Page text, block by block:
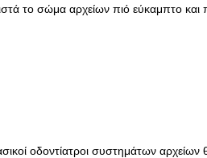
το σώμα αρχείων πιό εύκαμπτο
οδοντίατροι συστημάτων αρχείων